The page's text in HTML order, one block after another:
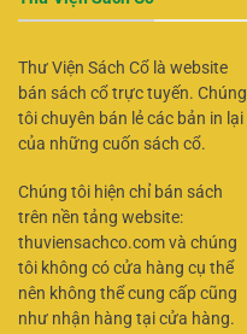
Thư Viện Sách Cổ là website
bán sách cổ trực tuyến. Chúng
tôi chuyên bán lẻ các bản in lại
của những cuốn sách cổ.
Chúng tôi hiện chỉ bán sách
trên nền tảng website:
thuviensachco.com và chúng
tôi không có cửa hàng cụ thể
nên không thể cung cấp cũng
như nhận hàng tại cửa hàng.